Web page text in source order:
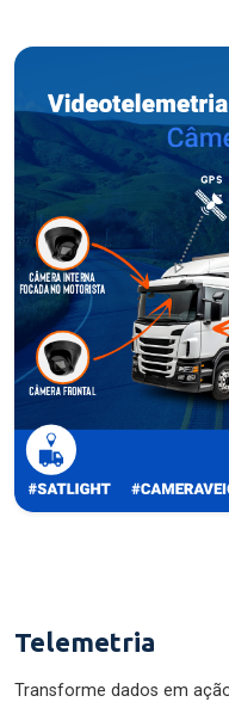
Telemetria
Transforme dados em